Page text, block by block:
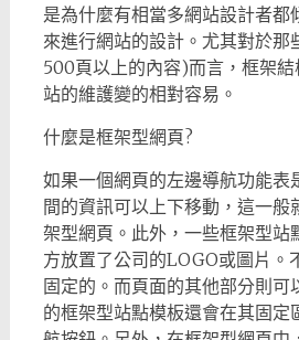
是為什麼有相當多網站設計者都
來進行網站的設計。尤其對於那
500頁以上的內容)而言，框架結
站的維護變的相對容易。
什麼是框架型網頁?
如果一個網頁的左邊導航功能表
間的資訊可以上下移動，這一般
架型網頁。此外，一些框架型站
方放置了公司的LOGO或圖片。
固定的。而頁面的其他部分則可
的框架型站點模板還會在其固定